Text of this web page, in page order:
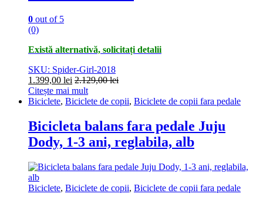
0 out of 5
(0)
Există alternativă, solicitați detalii
SKU: Spider-Girl-2018
1.399,00 lei 2.129,00lei
Citește mai mult
Biciclete, Biciclete de copii, Biciclete de copii fara pedale
Bicicleta balans fara pedale Juju
Dody, 1-3 ani, reglabila, alb
Biciclete, Biciclete de copii, Biciclete de copii fara pedale